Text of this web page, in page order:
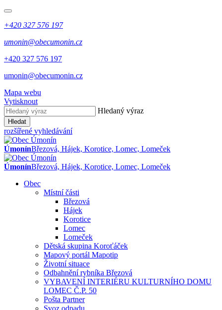
+420 327 576 197
umonin@obecumonin.cz
+420 327 576 197
umonin@obecumonin.cz
Mapa webu
Vytisknout
Hledaný výraz
Hledat
rozšířené vyhledávání
ÚmonínBřezová, Hájek, Korotice, Lomec, Lomeček
ÚmonínBřezová, Hájek, Korotice, Lomec, Lomeček
Obec
Místní části
Březová
Hájek
Korotice
Lomec
Lomeček
Dětská skupina Koroťáček
Mapový portál Mapotip
Životní situace
Odbahnění rybníka Březová
VYBAVENÍ INTERIÉRU KULTURNÍHO DOMU
LOMEC Č.P. 50
Pošta Partner
Svoz odpadu